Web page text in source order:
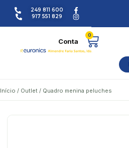
249 811 600
917 551 829
0
Início / Outlet / Quadro menina peluches